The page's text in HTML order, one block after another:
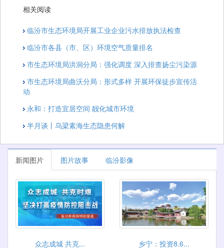
相关阅读
临汾市生态环境局开展工业企业污水排放执法检查
临汾市各县（市、区）环境空气质量排名
市生态环境局洪洞分局：强化调度 深入排查扬尘污染源
市生态环境局曲沃分局：形式多样 开展环保徒步宣传活
动
永和：打造宜居空间 靓化城市环境
半月谈丨乌梁素海生态隐患何解
新闻图片 图片故事 临汾影像
众志成城 共克... 乡宁：投资8.6...